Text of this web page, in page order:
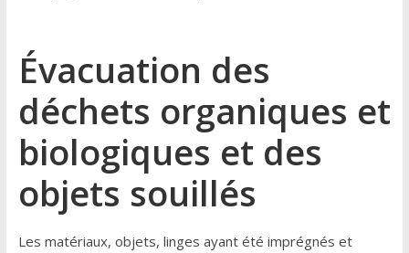
Évacuation des
déchets organiques et
biologiques et des
objets souillés
Les matériaux, objets, linges ayant été imprégnés et